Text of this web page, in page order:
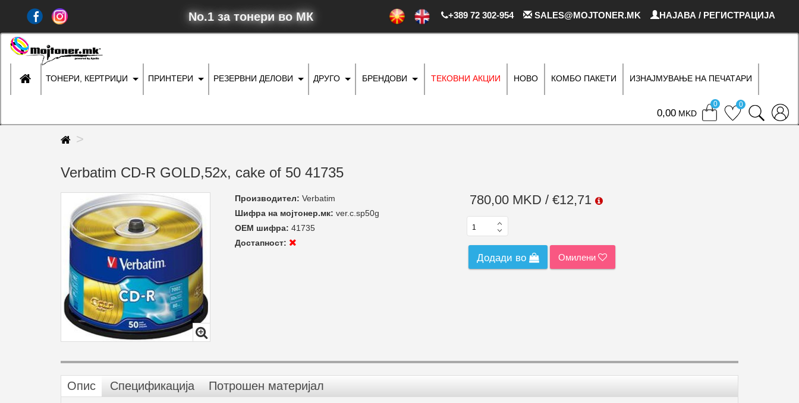
No.1 за тонери во МК +389 72 302-954 SALES@MOJTONER.MK НАЈАВА / РЕГИСТРАЦИЈА
ТОНЕРИ, КЕРТРИЏИ ПРИНТЕРИ РЕЗЕРВНИ ДЕЛОВИ ДРУГО БРЕНДОВИ ТЕКОВНИ АКЦИИ НОВО КОМБО ПАКЕТИ ИЗНАЈМУВАЊЕ НА ПЕЧАТАРИ
0 MKD
0 0
Verbatim CD-R GOLD,52x, cake of 50 41735
Производител: Verbatim
Шифра на мојтонер.мк: ver.c.sp50g
ОЕМ шифра: 41735
Достапност:
780,00 MKD / €12,71
Додади во Омилени
Опис Спецификација Потрошен материјал